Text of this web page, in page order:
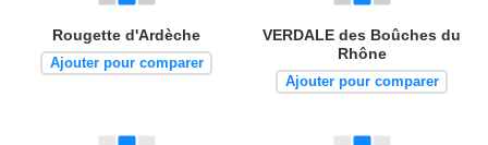
Rougette d'Ardèche
Ajouter pour comparer
VERDALE des Boûches du
Rhône
Ajouter pour comparer